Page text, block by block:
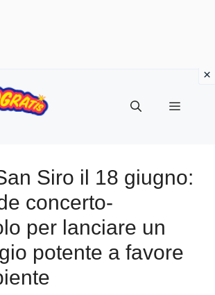
Menu
Siro il 18 giugno:
concerto-
per lanciare un
potente a favore